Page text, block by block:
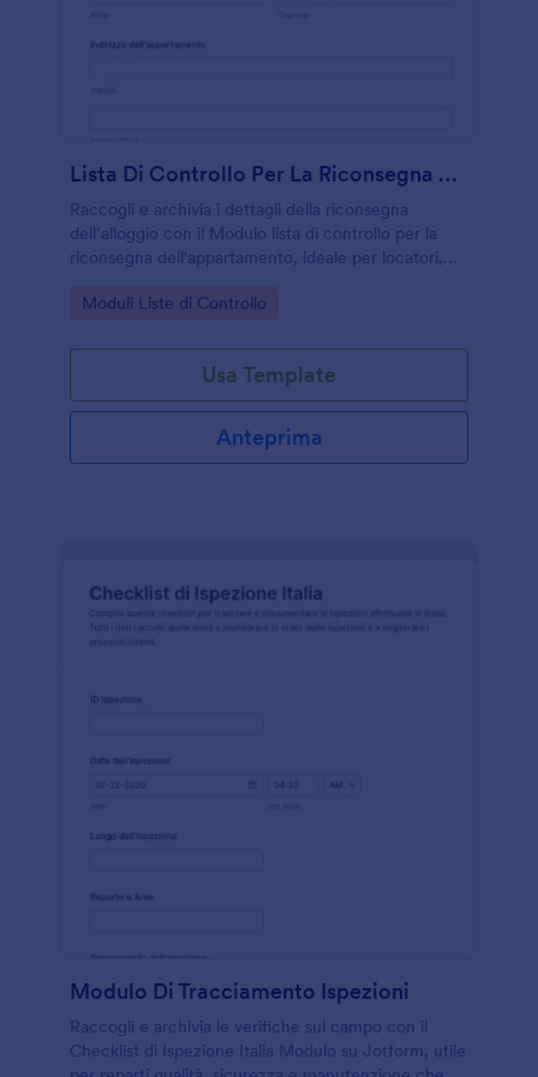
Lista Di Controllo Per La Riconsegna Dell'appartamento
Raccogli e archivia i dettagli della riconsegna
dell’alloggio con il Modulo lista di controllo per la
riconsegna dell'appartamento, ideale per locatori,
raccolta dati ordinata con Jotform.
Go to Category:
Moduli Liste di Controllo
Usa Template
Anteprima
Modulo Di Tracciamento Ispezioni
Raccogli e archivia le verifiche sul campo con il
Checklist di Ispezione Italia Modulo su Jotform, utile